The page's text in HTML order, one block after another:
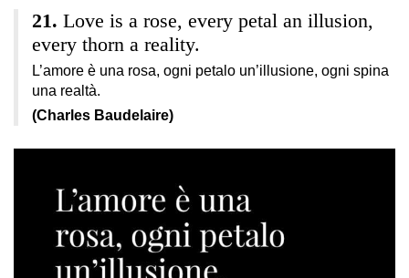
Love is a rose, every petal an illusion,
every thorn a reality.
L’amore è una rosa, ogni petalo un’illusione, ogni spina
una realtà.
(Charles Baudelaire)